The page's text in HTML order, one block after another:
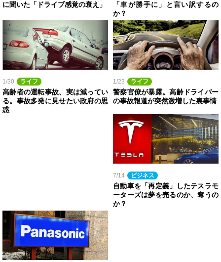
に聞いた「ドライブ感覚の衰え」
「車が勝手に」と言い訳するの
か？
1/30 ライフ
高齢者の運転事故、実は減ってい
る。事故多発に見せたい政府の思
惑
1/23 ライフ
警察官僚が暴露。高齢ドライバー
の事故報道が突然激増した裏事情
7/14 ビジネス
自動車を「再定義」したテスラモ
ーターズは夢を売るのか、奪うの
か？